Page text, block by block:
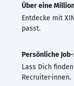
Über eine
Entdecke mit
passt.
Persönliche
Lass Dich
Recruiter·innen.